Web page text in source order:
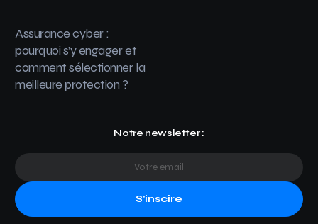
Assurance cyber :
pourquoi s’y engager et
comment sélectionner la
meilleure protection ?
Notre newsletter :
S'inscire